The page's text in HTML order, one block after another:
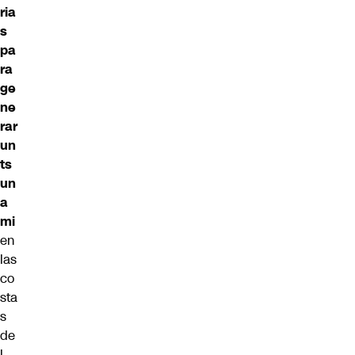
ria
s
pa
ra
ge
ne
rar
un
ts
un
a
mi
en
las
co
sta
s
de